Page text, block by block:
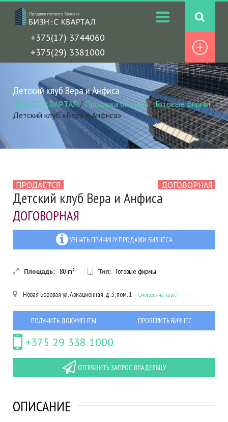
+375(17) 3744060
+375(29) 3381000
Детский клуб Вера и Анфиса
БИЗНЕС КВАРТАЛ/Продажа бизнеса/Готовые фирмы/
Детский клуб «Вера и Анфиса»
ПРОДАЕТСЯ ДОГОВОРНАЯ
Детский клуб Вера и Анфиса
ДОГОВОРНАЯ
УЗНАТЬ ПРИЧИНУ ПРОДАЖИ БИЗНЕСА
Площадь: 80 m² Тип: Готовые фирмы
Новая Боровая ул. Авиационная, д. 3, пом. 1 Смотреть на карте
ПОЛУЧИТЬ ДОКУМЕНТЫ ПРОВЕРИТЬ БИЗНЕС
+375 29 338 1000
ОТПРАВИТЬ ЗАПРОС ВЛАДЕЛЬЦУ
ОПИСАНИЕ